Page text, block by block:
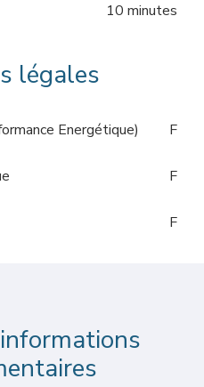
10 minutes
légales
Energétique) F
F
F